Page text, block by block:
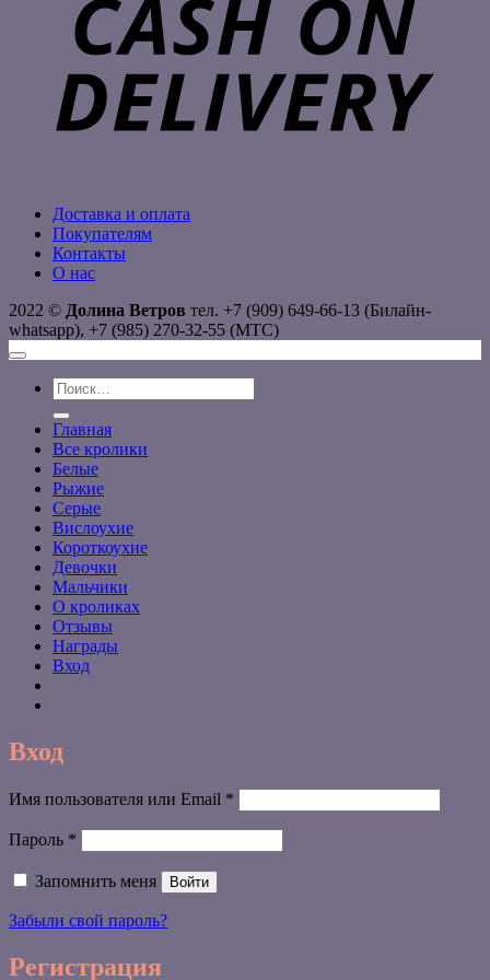
Доставка и оплата
Покупателям
Контакты
О нас
2022 © Долина Ветров тел. +7 (909) 649-66-13 (Билайн-
whatsapp), +7 (985) 270-32-55 (МТС)
Искать:
Главная
Все кролики
Белые
Рыжие
Серые
Вислоухие
Короткоухие
Девочки
Мальчики
О кроликах
Отзывы
Награды
Вход
Вход
Имя пользователя или Email *
Пароль *
Запомнить меня Войти
Забыли свой пароль?
Регистрация